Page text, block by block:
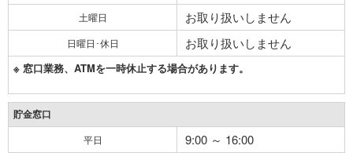
土曜日 お取り扱いしません
日曜日･休日 お取り扱いしません
※ 窓口業務、ATMを一時休止する場合があります。
貯金窓口
平日 9:00 ～ 16:00